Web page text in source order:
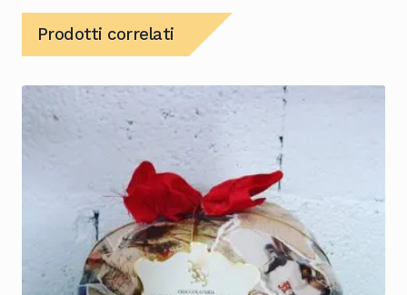
Prodotti correlati